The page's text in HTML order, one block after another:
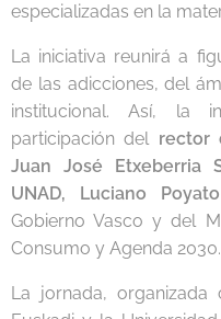
especializadas en la
La iniciativa reunirá a
de las adicciones, del
institucional. Así, la
participación del rector
Juan José Etxeberria
UNAD, Luciano
Gobierno Vasco y del
Consumo y Agenda 2030.
La jornada,